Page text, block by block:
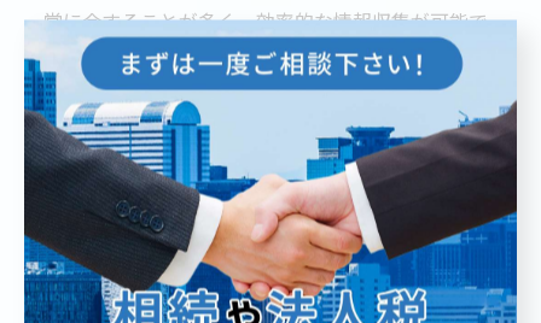
一堂に会することが多く、効率的な情報収集が可能で
す。
企業研究を進める際は、事前に興味のある企業や業界テ
ーマを絞り込み、ピンポイントで質問できるよう準備し
ておくことが大切です。例えば、最近のプロジェクト事
例や、今後の業界トレンドに対する各社の見解を直接尋
ねることで、企業ごとの考え方や強みをより深く理解で
きます。